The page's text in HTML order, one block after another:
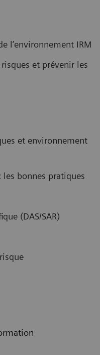
l’environnement IRM
et prévenir les
et environnement
bonnes pratiques
(DAS/SAR)